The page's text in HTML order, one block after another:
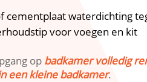
cementplaat waterdichting
voor voegen en kit
op badkamer volledig
een kleine badkamer.​